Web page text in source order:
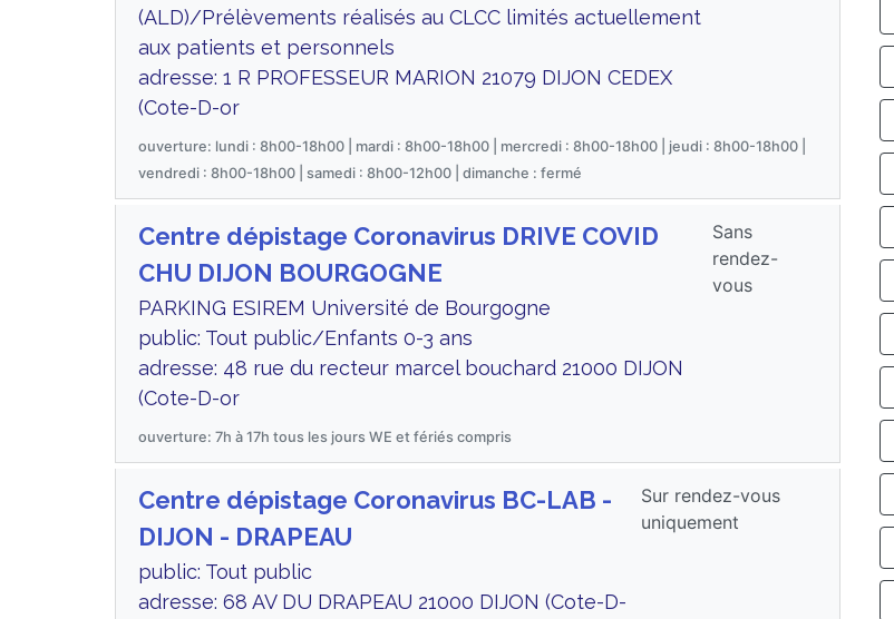
(ALD)/Prélèvements réalisés au CLCC limités actuellement
aux patients et personnels
adresse: 1 R PROFESSEUR MARION 21079 DIJON CEDEX
(Cote-D-or
ouverture: lundi : 8h00-18h00 | mardi : 8h00-18h00 | mercredi : 8h00-18h00 | jeudi : 8h00-18h00 |
vendredi : 8h00-18h00 | samedi : 8h00-12h00 | dimanche : fermé
Centre dépistage Coronavirus DRIVE COVID
CHU DIJON BOURGOGNE
PARKING ESIREM Université de Bourgogne
public: Tout public/Enfants 0-3 ans
adresse: 48 rue du recteur marcel bouchard 21000 DIJON
(Cote-D-or
Sans
rendez-
vous
ouverture: 7h à 17h tous les jours WE et fériés compris
Centre dépistage Coronavirus BC-LAB -
DIJON - DRAPEAU
public: Tout public
adresse: 68 AV DU DRAPEAU 21000 DIJON (Cote-D-
Sur rendez-vous
uniquement